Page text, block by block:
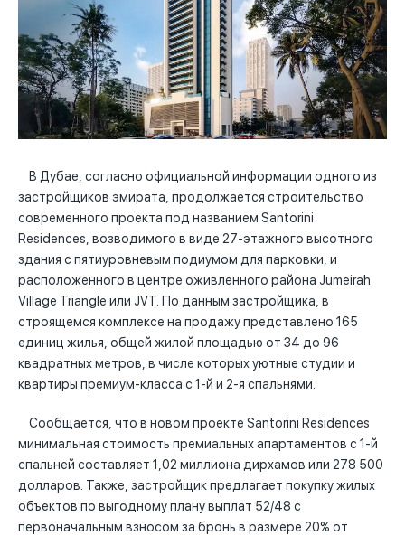
В Дубае, согласно официальной информации одного из
застройщиков эмирата, продолжается строительство
современного проекта под названием Santorini
Residences, возводимого в виде 27-этажного высотного
здания с пятиуровневым подиумом для парковки, и
расположенного в центре оживленного района Jumeirah
Village Triangle или JVT. По данным застройщика, в
строящемся комплексе на продажу представлено 165
единиц жилья, общей жилой площадью от 34 до 96
квадратных метров, в числе которых уютные студии и
квартиры премиум-класса с 1-й и 2-я спальнями.
Сообщается, что в новом проекте Santorini Residences
минимальная стоимость премиальных апартаментов с 1-й
спальней составляет 1,02 миллиона дирхамов или 278 500
долларов. Также, застройщик предлагает покупку жилых
объектов по выгодному плану выплат 52/48 с
первоначальным взносом за бронь в размере 20% от